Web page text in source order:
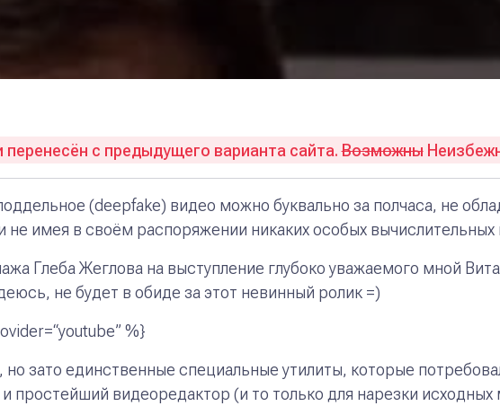
с предыдущего варианта сайта.Возможны
(deepfake) видео можно буквально за полчаса, не
не имея в своём распоряжении никаких особых
Глеба Жеглова на выступление глубоко уважаемого мной
не будет в обиде за этот невинный ролик =)
%}
зато единственные специальныеутилиты, которые
простейший видеоредактор (и то только для нарезки исходных